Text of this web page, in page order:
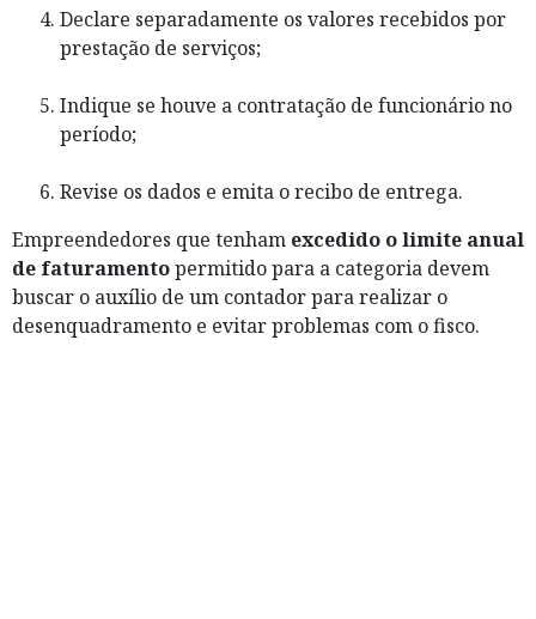
Declare separadamente os valores recebidos por
prestação de serviços;
Indique se houve a contratação de funcionário no
período;
Revise os dados e emita o recibo de entrega.
Empreendedores que tenham excedido o limite anual
de faturamentopermitido para a categoria devem
buscar o auxílio de um contador para realizar o
desenquadramento e evitar problemas com o fisco.